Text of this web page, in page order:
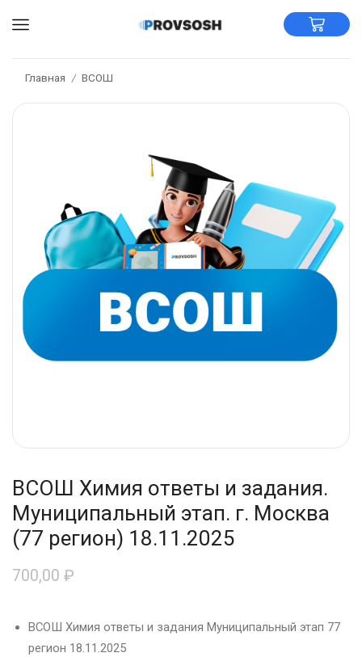
Главная / ВСОШ
ВСОШ Химия ответы и задания.
Муниципальный этап. г. Москва
(77 регион) 18.11.2025
700,00 ₽
ВСОШ Химия ответы и задания Муниципальный этап 77
регион 18.11.2025